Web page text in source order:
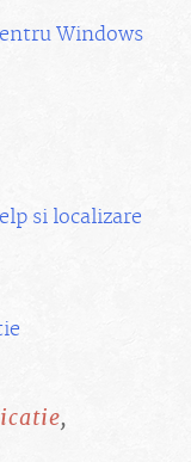
Windows
si localizare
,